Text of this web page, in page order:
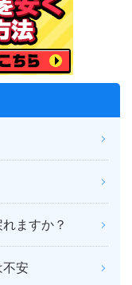
ますか？
不安